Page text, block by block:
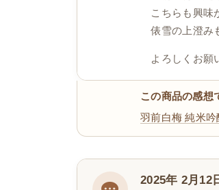
こちらも興味
俵雪の上澄み
よろしくお願
この商品の感想
羽前白梅 純米吟
2025年 2月12